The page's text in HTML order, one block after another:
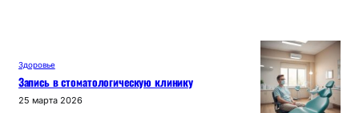
Здоровье
Запись в стоматологическую клинику
25 марта 2026